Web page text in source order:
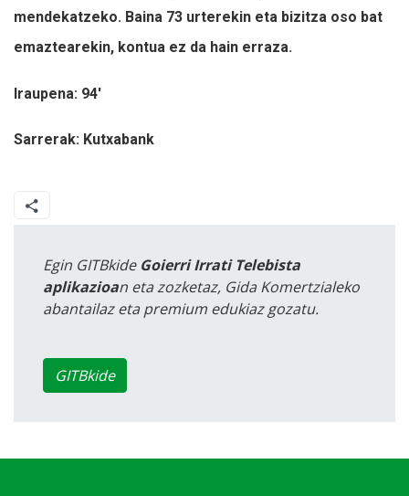
mendekatzeko. Baina 73 urterekin eta bizitza oso bat
emaztearekin, kontua ez da hain erraza.
Iraupena: 94'
Sarrerak: Kutxabank
Egin GITBkide Goierri Irrati Telebista
aplikazioan eta zozketaz, Gida Komertzialeko
abantailaz eta premium edukiaz gozatu.
GITBkide